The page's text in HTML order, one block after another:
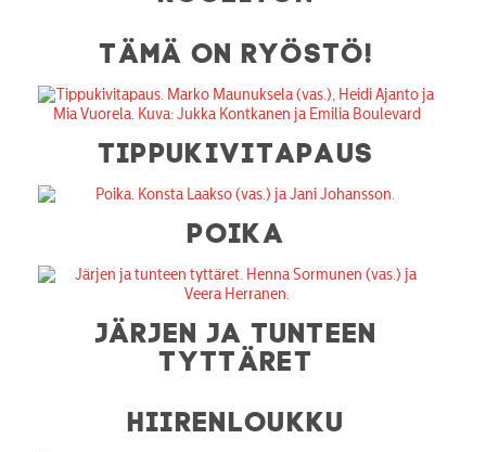
TÄMÄ ON RYÖSTÖ!
TIPPUKIVITAPAUS
POIKA
JÄRJEN JA TUNTEEN
TYTTÄRET
HIIRENLOUKKU